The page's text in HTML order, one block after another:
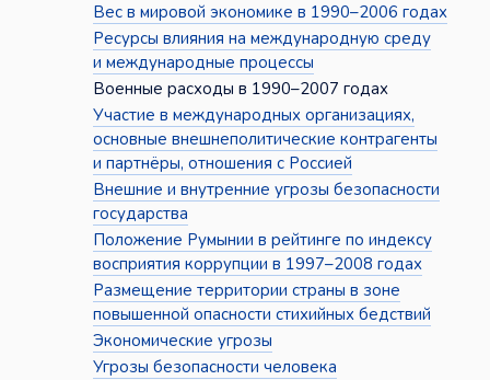
Вес в мировой экономике в 1990–2006 годах
Ресурсы влияния на международную среду
и международные процессы
Военные расходы в 1990–2007 годах
Участие в международных организациях,
основные внешнеполитические контрагенты
и партнёры, отношения с Россией
Внешние и внутренние угрозы безопасности
государства
Положение Румынии в рейтинге по индексу
восприятия коррупции в 1997–2008 годах
Размещение территории страны в зоне
повышенной опасности стихийных бедствий
Экономические угрозы
Угрозы безопасности человека